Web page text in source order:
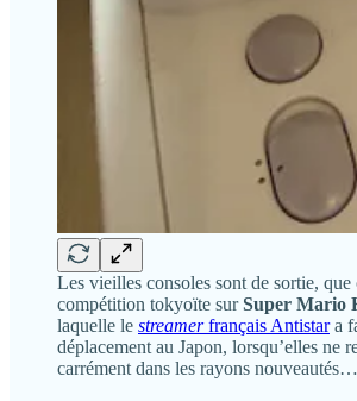
Les vieilles consoles sont de sortie,
compétition tokyoïte surSuper Mario
laquelle le streamerfrançais Antistara
déplacement au Japon, lorsqu’elles ne
carrément dans les rayons nouveautés…